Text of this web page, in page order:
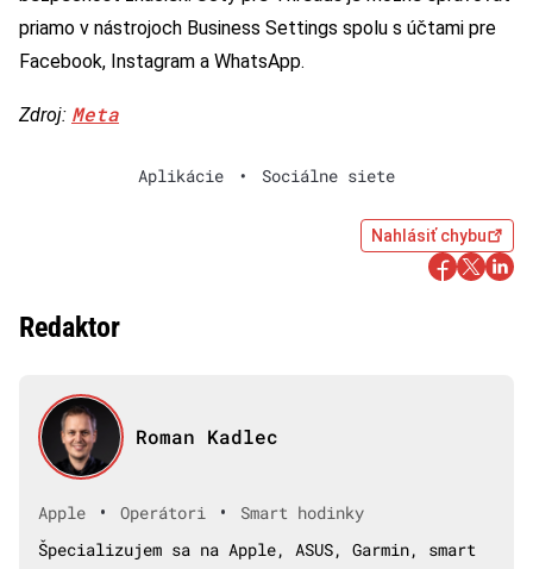
priamo v nástrojoch Business Settings spolu s účtami pre
Facebook, Instagram a WhatsApp.
Zdroj: Meta
Aplikácie • Sociálne siete
Nahlásiť chybu
Redaktor
Roman Kadlec
Apple • Operátori •
Smart hodinky
Špecializujem sa na Apple, ASUS, Garmin, smart